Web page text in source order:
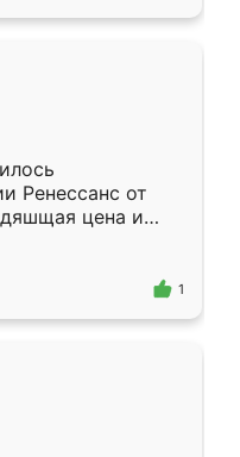
Ренессанс от
цена и
Приехавший
самый
1